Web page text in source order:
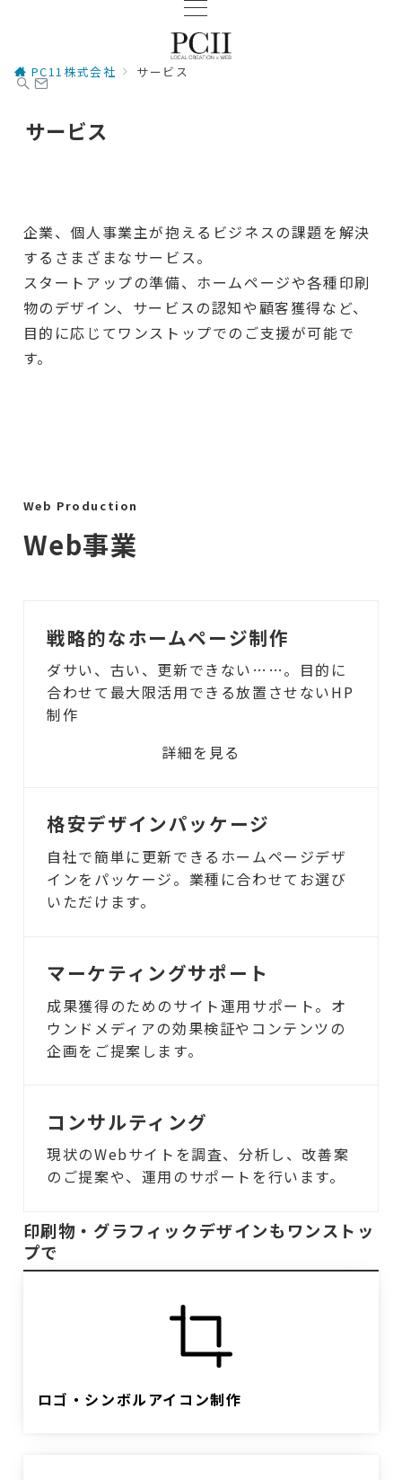
PC11株式会社 サービス
サービス
企業、個人事業主が抱えるビジネスの課題を解決
するさまざまなサービス。
スタートアップの準備、ホームページや各種印刷
物のデザイン、サービスの認知や顧客獲得など、
目的に応じてワンストップでのご支援が可能で
す。
Web Production
Web事業
戦略的なホームページ制作
ダサい、古い、更新できない……。目的に
合わせて最大限活用できる放置させないHP
制作
詳細を見る
格安デザインパッケージ
自社で簡単に更新できるホームページデザ
インをパッケージ。業種に合わせてお選び
いただけます。
マーケティングサポート
成果獲得のためのサイト運用サポート。オ
ウンドメディアの効果検証やコンテンツの
企画をご提案します。
コンサルティング
現状のWebサイトを調査、分析し、改善案
のご提案や、運用のサポートを行います。
印刷物・グラフィックデザインもワンストッ
プで
ロゴ・シンボルアイコン制作